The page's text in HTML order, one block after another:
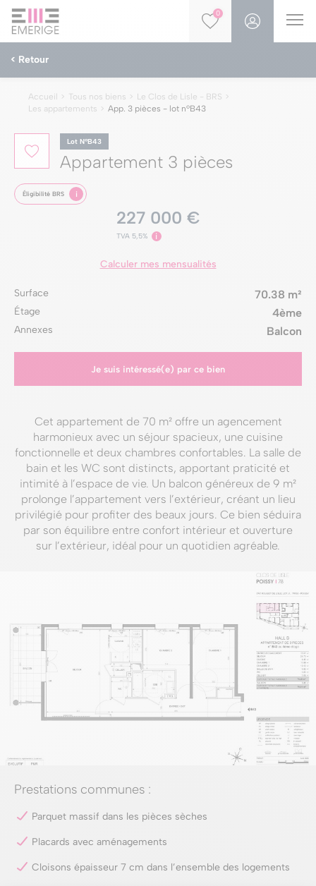
0
< Retour
Accueil Tous nos biens
Le Clos de Lisle - BRS
Les appartements
App. 3 pièces - lot nºB43
Appartement 3 pièces
Lot NºB43
Éligibilité BRS i
227 000 €
TVA 5,5% i
Calculer mes mensualités
Surface 70.38 m²
Étage 4ème
Annexes Balcon
Je suis intéressé(e) par ce bien
Cet appartement de 70 m² offre un agencement
harmonieux avec un séjour spacieux, une cuisine
fonctionnelle et deux chambres confortables. La salle de
bain et les WC sont distincts, apportant praticité et
intimité à l’espace de vie. Un balcon généreux de 9 m²
prolonge l’appartement vers l’extérieur, créant un lieu
privilégié pour profiter des beaux jours. Ce bien séduira
par son équilibre entre confort intérieur et ouverture
sur l’extérieur, idéal pour un quotidien agréable.
Prestations communes :
Parquet massif dans les pièces sèches
Placards avec aménagements
Cloisons épaisseur 7 cm dans l’ensemble des logements